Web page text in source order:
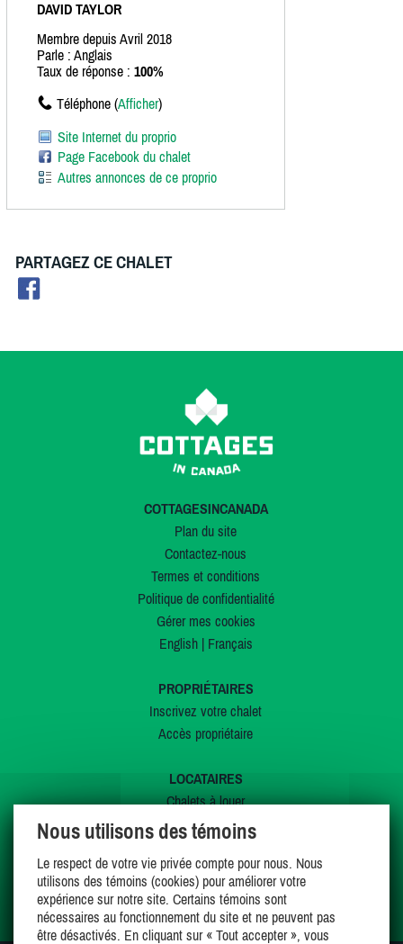
DAVID TAYLOR
Membre depuis Avril 2018
Parle : Anglais
Taux de réponse : 100%
Téléphone (Afficher)
Site Internet du proprio
Page Facebook du chalet
Autres annonces de ce proprio
PARTAGEZ CE CHALET
COTTAGESINCANADA
Plan du site
Contactez-nous
Termes et conditions
Politique de confidentialité
Gérer mes cookies
English| Français
PROPRIÉTAIRES
Inscrivez votre chalet
Accès propriétaire
LOCATAIRES
Chalets à louer
Chalets à vendre
Offres spéciales
Mes favoris
Nous utilisons des témoins
Le respect de votre vie privée compte pour nous. Nous
utilisons des témoins (cookies) pour améliorer votre
expérience sur notre site. Certains témoins sont
nécessaires au fonctionnement du site et ne peuvent pas
être désactivés. En cliquant sur « Tout accepter », vous